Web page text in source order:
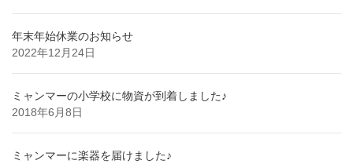
年末年始休業のお知らせ
2022年12月24日
ミャンマーの小学校に物資が到着しました♪
2018年6月8日
ミャンマーに楽器を届けました♪